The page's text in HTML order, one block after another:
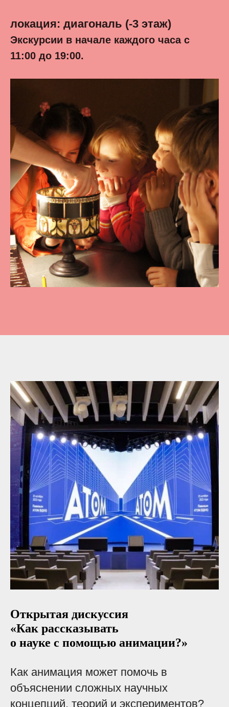
локация: диагональ (-3 этаж)
Экскурсии в начале каждого часа с
11:00 до 19:00.
Открытая дискуссия
«Как рассказывать
о науке с помощью анимации?»
Как анимация может помочь в
объяснении сложных научных
концепций, теорий и экспериментов?